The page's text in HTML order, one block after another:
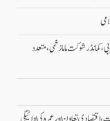
کمانڈر شوکت ماما زخمی، متعدد